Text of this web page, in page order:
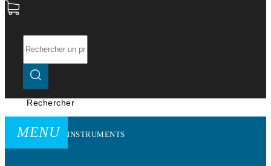
Rechercher
MENU INSTRUMENTS